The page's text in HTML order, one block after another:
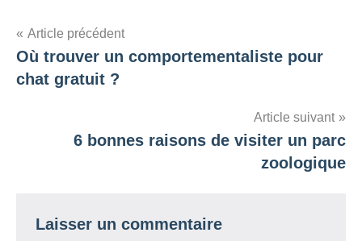
Navigation
de
Article précédent
Où trouver un comportementaliste pour
chat gratuit ?
Article suivant
6 bonnes raisons de visiter un parc
zoologique
Laisser un commentaire